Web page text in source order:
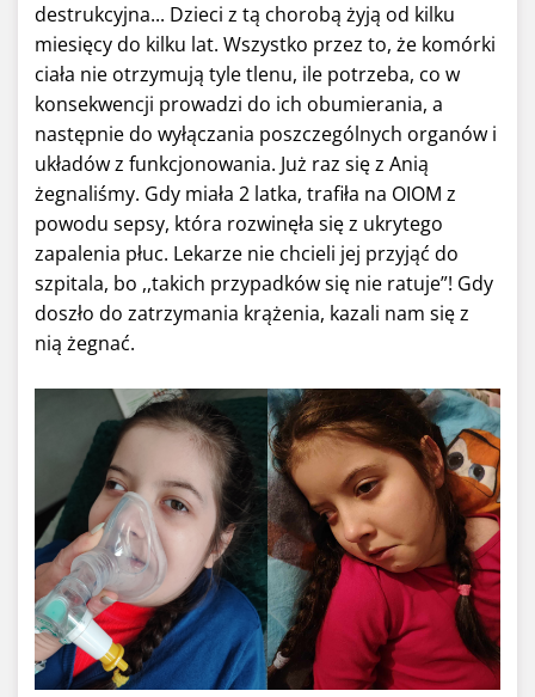
destrukcyjna... Dzieci z tą chorobą żyją od kilku
miesięcy do kilku lat. Wszystko przez to, że komórki
ciała nie otrzymują tyle tlenu, ile potrzeba, co w
konsekwencji prowadzi do ich obumierania, a
następnie do wyłączania poszczególnych organów i
układów z funkcjonowania. Już raz się z Anią
żegnaliśmy. Gdy miała 2 latka, trafiła na OIOM z
powodu sepsy, która rozwinęła się z ukrytego
zapalenia płuc. Lekarze nie chcieli jej przyjąć do
szpitala, bo ,,takich przypadków się nie ratuje”! Gdy
doszło do zatrzymania krążenia, kazali nam się z
nią żegnać.